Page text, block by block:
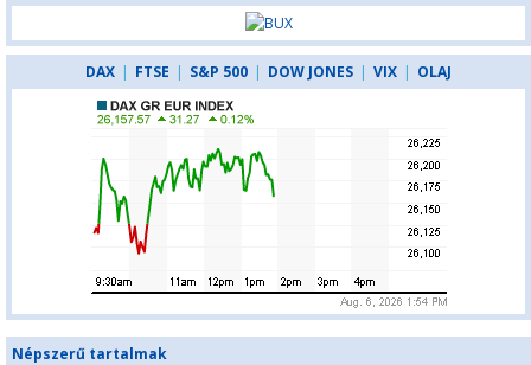
DAX | FTSE | S&P 500 | DOW JONES | VIX | OLAJ
Népszerű tartalmak